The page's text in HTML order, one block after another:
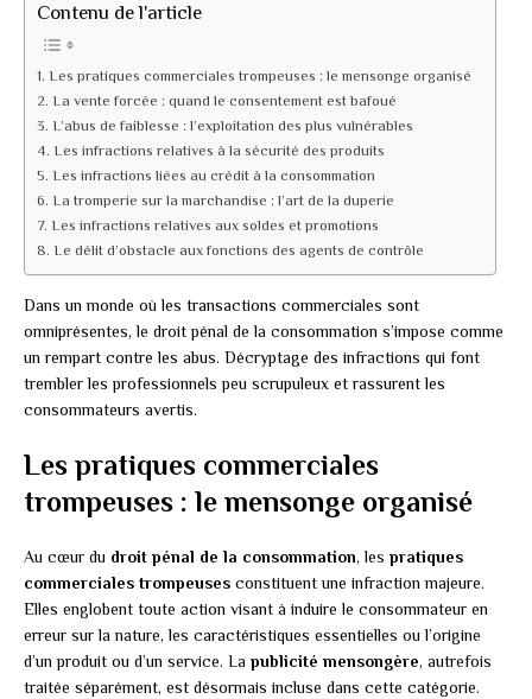
Contenu de l'article
Les pratiques commerciales trompeuses : le mensonge organisé
La vente forcée : quand le consentement est bafoué
L’abus de faiblesse : l’exploitation des plus vulnérables
Les infractions relatives à la sécurité des produits
Les infractions liées au crédit à la consommation
La tromperie sur la marchandise : l’art de la duperie
Les infractions relatives aux soldes et promotions
Le délit d’obstacle aux fonctions des agents de contrôle
Dans un monde où les transactions commerciales sont
omniprésentes, le droit pénal de la consommation s’impose comme
un rempart contre les abus. Décryptage des infractions qui font
trembler les professionnels peu scrupuleux et rassurent les
consommateurs avertis.
Les pratiques commerciales
trompeuses : le mensonge organisé
Au cœur du droit pénal de la consommation, les pratiques
commerciales trompeuses constituent une infraction majeure.
Elles englobent toute action visant à induire le consommateur en
erreur sur la nature, les caractéristiques essentielles ou l’origine
d’un produit ou d’un service. La publicité mensongère, autrefois
traitée séparément, est désormais incluse dans cette catégorie.